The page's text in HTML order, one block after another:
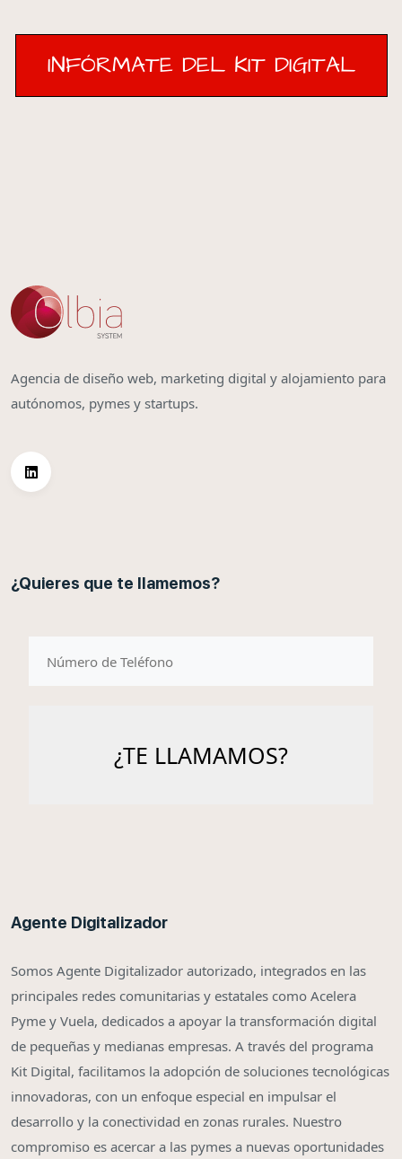
INFÓRMATE DEL KIT DIGITAL
INFÓRMATE DEL KIT DIGITAL
Agencia de diseño web, marketing digital y alojamiento para
autónomos, pymes y startups.
¿Quieres que te llamemos?
Agente Digitalizador
Somos Agente Digitalizador autorizado, integrados en las
principales redes comunitarias y estatales como Acelera
Pyme y Vuela, dedicados a apoyar la transformación digital
de pequeñas y medianas empresas. A través del programa
Kit Digital, facilitamos la adopción de soluciones tecnológicas
innovadoras, con un enfoque especial en impulsar el
desarrollo y la conectividad en zonas rurales. Nuestro
compromiso es acercar a las pymes a nuevas oportunidades